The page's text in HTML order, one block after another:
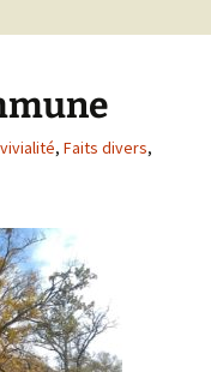
, Faits divers,